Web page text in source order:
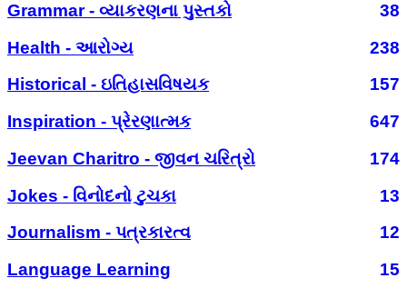
Grammar - વ્યાકરણના પુસ્તકો
38
Health - આરોગ્ય
238
Historical - ઇતિહાસવિષયક
157
Inspiration - પ્રેરણાત્મક
647
Jeevan Charitro - જીવન ચરિત્રો
174
Jokes - વિનોદનો ટુચકા
13
Journalism - પત્રકારત્વ
12
Language Learning
15